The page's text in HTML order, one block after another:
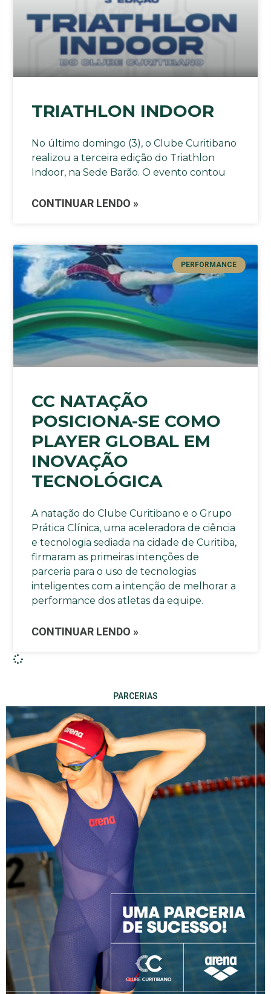
TRIATHLON INDOOR
No último domingo (3), o Clube Curitibano
realizou a terceira edição do Triathlon
Indoor, na Sede Barão. O evento contou
CONTINUAR LENDO »
PERFORMANCE
CC NATAÇÃO
POSICIONA-SE COMO
PLAYER GLOBAL EM
INOVAÇÃO
TECNOLÓGICA
A natação do Clube Curitibano e o Grupo
Prática Clínica, uma aceleradora de ciência
e tecnologia sediada na cidade de Curitiba,
firmaram as primeiras intenções de
parceria para o uso de tecnologias
inteligentes com a intenção de melhorar a
performance dos atletas da equipe.
CONTINUAR LENDO »
PARCERIAS